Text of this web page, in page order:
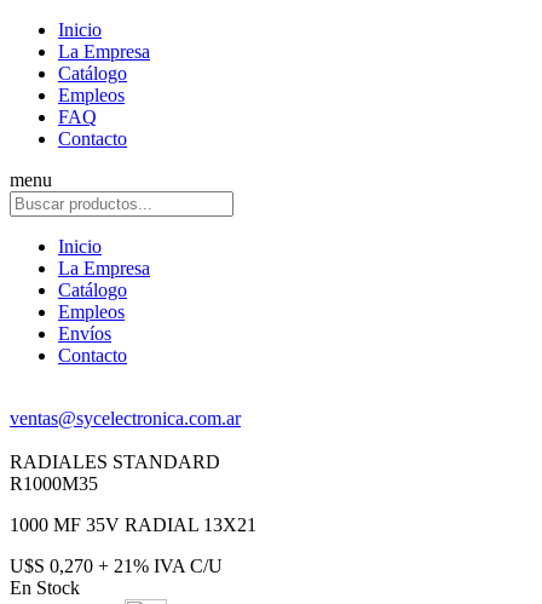
Inicio
La Empresa
Catálogo
Empleos
FAQ
Contacto
menu
Inicio
La Empresa
Catálogo
Empleos
Envíos
Contacto
ventas@sycelectronica.com.ar
RADIALES STANDARD
R1000M35
1000 MF 35V RADIAL 13X21
U$S 0,270 + 21% IVA C/U
En Stock